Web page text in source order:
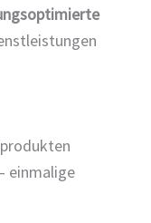
einmalige